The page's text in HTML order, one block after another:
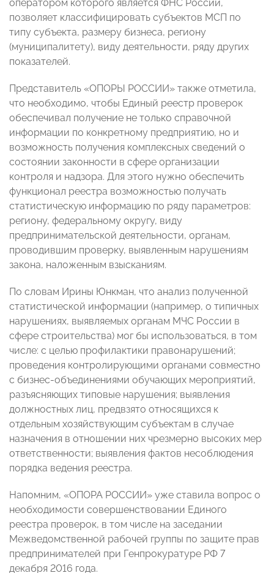
оператором которого является ФНС России,
позволяет классифицировать субъектов МСП по
типу субъекта, размеру бизнеса, региону
(муниципалитету), виду деятельности, ряду других
показателей.
Представитель «ОПОРЫ РОССИИ» также отметила,
что необходимо, чтобы Единый реестр проверок
обеспечивал получение не только справочной
информации по конкретному предприятию, но и
возможность получения комплексных сведений о
состоянии законности в сфере организации
контроля и надзора. Для этого нужно обеспечить
функционал реестра возможностью получать
статистическую информацию по ряду параметров:
региону, федеральному округу, виду
предпринимательской деятельности, органам,
проводившим проверку, выявленным нарушениям
закона, наложенным взысканиям.
По словам Ирины Юнкман, что анализ полученной
статистической информации (например, о типичных
нарушениях, выявляемых органам МЧС России в
сфере строительства) мог бы использоваться, в том
числе: с целью профилактики правонарушений;
проведения контролирующими органами совместно
с бизнес-объединениями обучающих мероприятий,
разъясняющих типовые нарушения; выявления
должностных лиц, предвзято относящихся к
отдельным хозяйствующим субъектам в случае
назначения в отношении них чрезмерно высоких мер
ответственности; выявления фактов несоблюдения
порядка ведения реестра.
Напомним, «ОПОРА РОССИИ» уже ставила вопрос о
необходимости совершенствовании Единого
реестра проверок, в том числе на заседании
Межведомственной рабочей группы по защите прав
предпринимателей при Генпрокуратуре РФ 7
декабря 2016 года.